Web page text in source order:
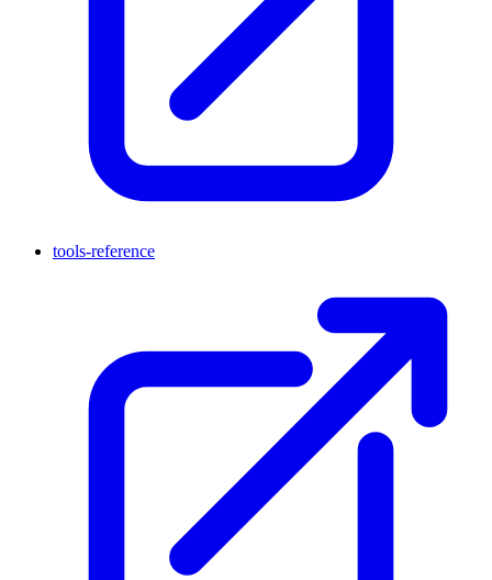
tools-reference